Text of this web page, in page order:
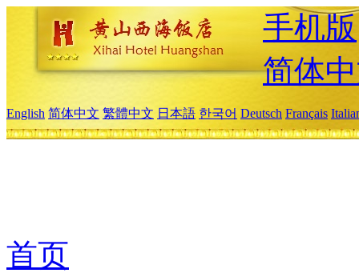
手机版
简体
English 简体中文 繁體中文 日本語 한국어 Deutsch Français
首页